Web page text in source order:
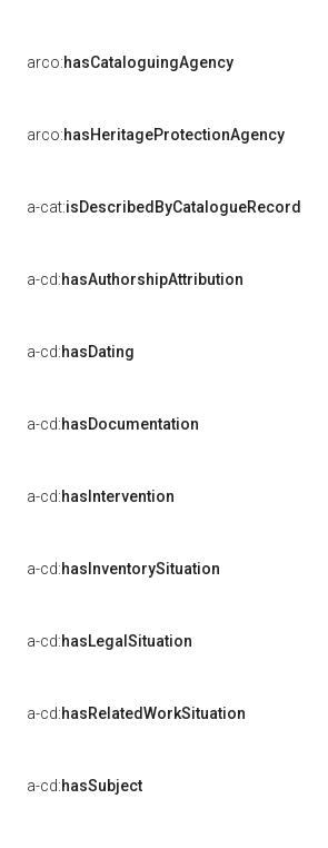
arco:hasCataloguingAgency
arco:hasHeritageProtectionAgency
a-cat:isDescribedByCatalogueRecord
a-cd:hasAuthorshipAttribution
a-cd:hasDating
a-cd:hasDocumentation
a-cd:hasIntervention
a-cd:hasInventorySituation
a-cd:hasLegalSituation
a-cd:hasRelatedWorkSituation
a-cd:hasSubject